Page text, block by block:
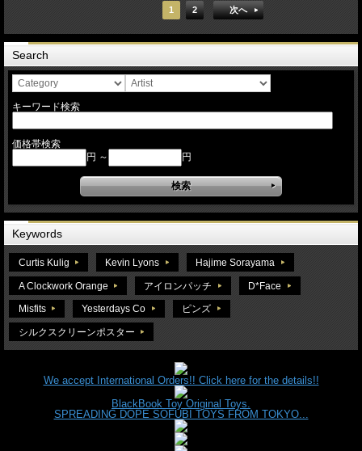
1 2 次へ
Search
キーワード検索
価格帯検索
円 ～
円
Keywords
Curtis Kulig Kevin Lyons Hajime Sorayama
A Clockwork Orange アイロンパッチ D*Face
Misfits Yesterdays Co ピンズ
シルクスクリーンポスター
We accept International Orders!! Click here for the details!!
BlackBook Toy Original Toys.
SPREADING DOPE SOFUBI TOYS FROM TOKYO...